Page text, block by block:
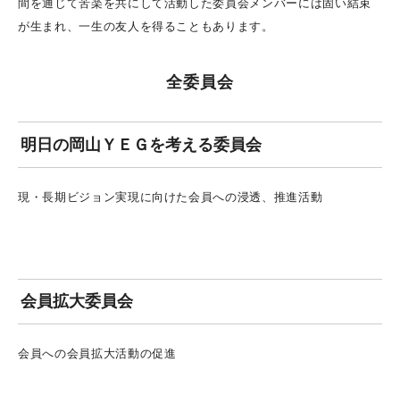
間を通じて苦楽を共にして活動した委員会メンバーには固い結束
が生まれ、一生の友人を得ることもあります。
全委員会
明日の岡山ＹＥＧを考える委員会
現・長期ビジョン実現に向けた会員への浸透、推進活動
会員拡大委員会
会員への会員拡大活動の促進